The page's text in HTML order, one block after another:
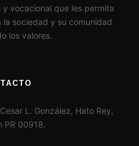
vocacional que les permita
sociedad y su comunidad
los valores.
L. González, Hato Rey,
PR 00918.